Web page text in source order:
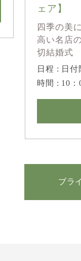
ェア】
四季の美
高い名店
切結婚式
日程 : 日付
時間 : 10：
ブラ